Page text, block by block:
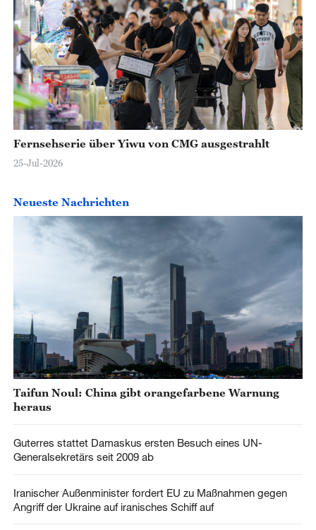
Fernsehserie über Yiwu von CMG ausgestrahlt
25-Jul-2026
Neueste Nachrichten
Taifun Noul: China gibt orangefarbene Warnung
heraus
Guterres stattet Damaskus ersten Besuch eines UN-
Generalsekretärs seit 2009 ab
Iranischer Außenminister fordert EU zu Maßnahmen gegen
Angriff der Ukraine auf iranisches Schiff auf